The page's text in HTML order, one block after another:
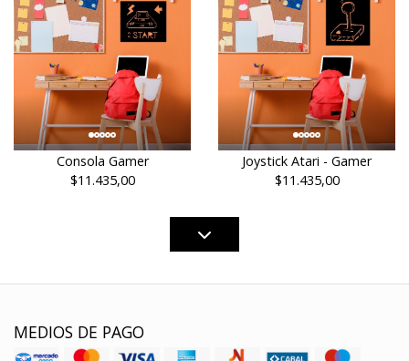
Consola Gamer
$11.435,00
Joystick Atari - Gamer
$11.435,00
MEDIOS DE PAGO